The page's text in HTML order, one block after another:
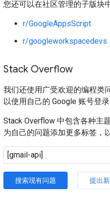
您还可以在社区管理的子版块
r/GoogleAppsScript
r/googleworkspacedevs
Stack Overflow
我们还使用广受欢迎的编程类
以使用自己的 Google 账号登录
Stack Overflow 中包含各种主
为自己的问题添加更多标签，
搜索现有问题 提出